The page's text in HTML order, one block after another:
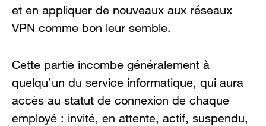
et en appliquer de nouveaux aux réseaux
VPN comme bon leur semble.
Cette partie incombe généralement à
quelqu’un du service informatique, qui aura
accès au statut de connexion de chaque
employé : invité, en attente, actif, suspendu,